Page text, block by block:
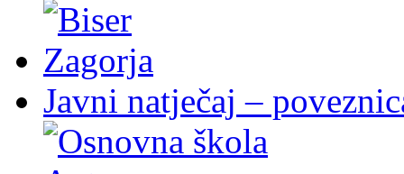
Javni natječaj –